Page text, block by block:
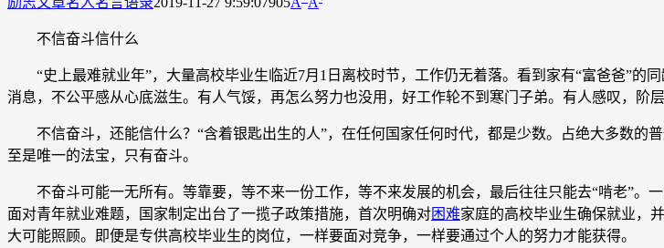
不信奋斗信什么
“史上最难就业年”，大量高校毕业生临近7月1日离校时节，工作仍无着落。看到家有“富爸爸”的同
消息，不公平感从心底滋生。有人气馁，再怎么努力也没用，好工作轮不到寒门子弟。有人感叹，阶
不信奋斗，还能信什么？“含着银匙出生的人”，在任何国家任何时代，都是少数。占绝大多数的
至是唯一的法宝，只有奋斗。
不奋斗可能一无所有。等靠要，等不来一份工作，等不来发展的机会，最后往往只能去“啃老”。
面对青年就业难题，国家制定出台了一揽子政策措施，首次明确对困难家庭的高校毕业生确保就业，
大可能照顾。即便是专供高校毕业生的岗位，一样要面对竞争，一样要通过个人的努力才能获得。